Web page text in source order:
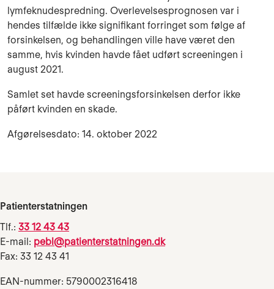
lymfeknudespredning. Overlevelsesprognosen var i
hendes tilfælde ikke signifikant forringet som følge af
forsinkelsen, og behandlingen ville have været den
samme, hvis kvinden havde fået udført screeningen i
august 2021.
Samlet set havde screeningsforsinkelsen derfor ikke
påført kvinden en skade.
Afgørelsesdato: 14. oktober 2022
Patienterstatningen
Tlf.: 33 12 43 43
E-mail: pebl@patienterstatningen.dk
Fax: 33 12 43 41
EAN-nummer: 5790002316418